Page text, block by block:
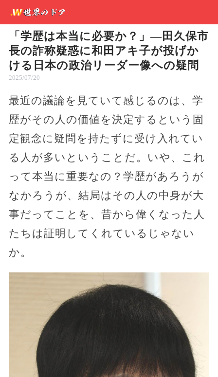
「学歴は本当に必要か？」—田久保市
長の詐称疑惑に和田アキ子が投げか
ける日本の政治リーダー像への疑問
2025/07/20
最近の議論を見ていて感じるのは、学
歴がその人の価値を決定するという固
定観念に疑問を持たずに受け入れてい
る人が多いということだ。いや、これ
って本当に重要なの？学歴があろうが
なかろうが、結局はその人の中身が大
事だってことを、昔から偉くなった人
たちは証明してくれているじゃない
か。